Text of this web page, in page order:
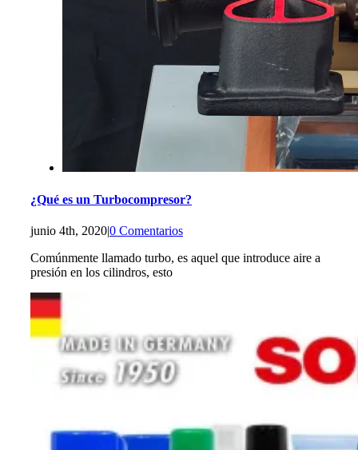
¿Qué es un Turbocompresor?
junio 4th, 2020|0 Comentarios
Comúnmente llamado turbo, es aquel que introduce aire a
presión en los cilindros, esto